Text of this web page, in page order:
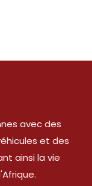
avec des
et des
ainsi la vie